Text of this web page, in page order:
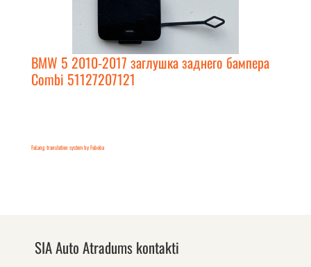
BMW 5 2010-2017 заглушка заднего бампера
Combi 51127207121
FaLang translation system by Faboba
SIA Auto Atradums kontakti